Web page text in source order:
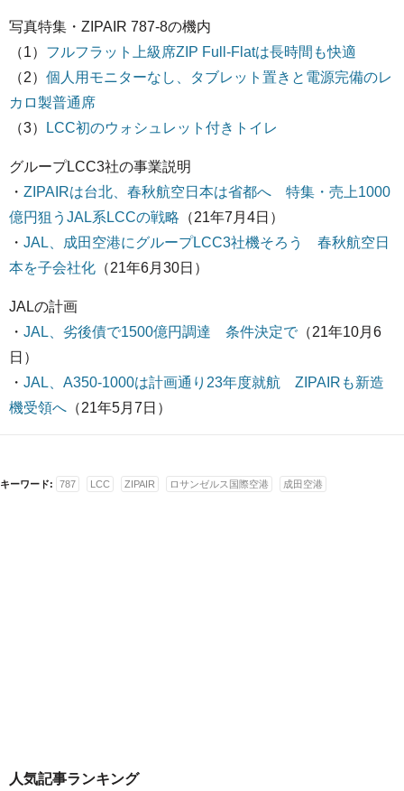
写真特集・ZIPAIR 787-8の機内
（1） フルフラット上級席ZIP Full-Flatは長時間も快適
（2） 個人用モニターなし、タブレット置きと電源完備のレ
カロ製普通席
（3）
LCC初のウォシュレット付きトイレ
グループLCC3社の事業説明
・ ZIPAIRは台北、春秋航空日本は省都へ 特集・売上1000
億円狙うJAL系LCCの戦略 （21年7月4日）
・ JAL、成田空港にグループLCC3社機そろう 春秋航空日
本を子会社化 （21年6月30日）
JALの計画
・ JAL、劣後債で1500億円調達 条件決定で（21年10月6
日）
・ JAL、A350-1000は計画通り23年度就航 ZIPAIRも新造
機受領へ （21年5月7日）
キーワード: 787 LCC ZIPAIR ロサンゼルス国際空港 成田空港
人気記事ランキング